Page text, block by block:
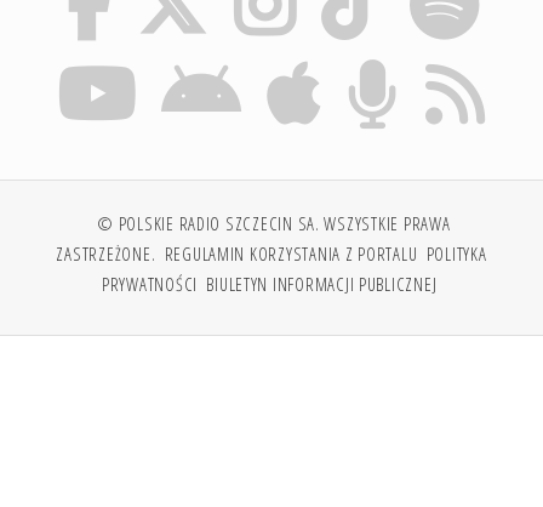
© POLSKIE RADIO SZCZECIN SA. WSZYSTKIE PRAWA
ZASTRZEŻONE. REGULAMIN KORZYSTANIA Z PORTALU POLITYKA
PRYWATNOŚCI BIULETYN INFORMACJI PUBLICZNEJ